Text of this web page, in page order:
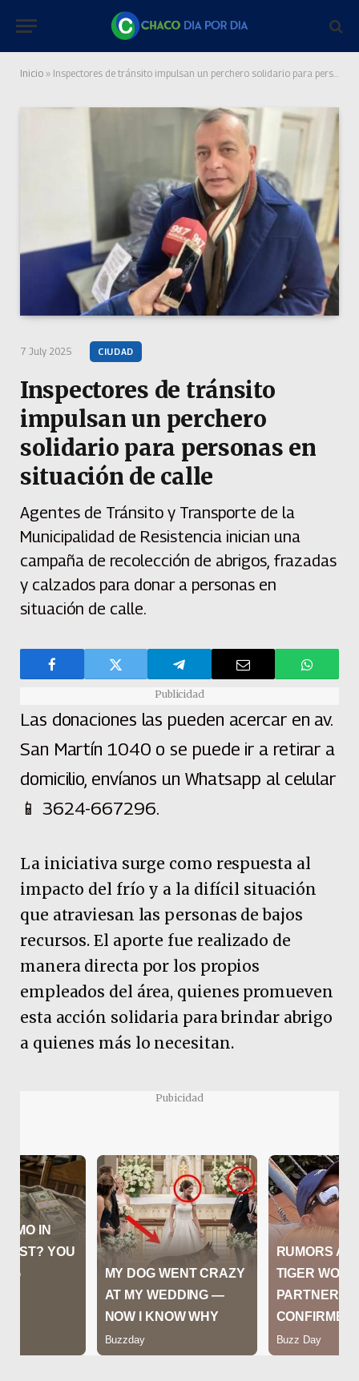
Inicio » Inspectores de tránsito impulsan un perchero solidario para personas en situación de calle
7 July 2025 CIUDAD
Inspectores de tránsito
impulsan un perchero
solidario para personas en
situación de calle
Agentes de Tránsito y Transporte de la
Municipalidad de Resistencia inician una
campaña de recolección de abrigos, frazadas
y calzados para donar a personas en
situación de calle.
Publicidad
Las donaciones las pueden acercar en av.
San Martín 1040 o se puede ir a retirar a
domicilio, envíanos un Whatsapp al celular
📱 3624-667296.
La iniciativa surge como respuesta al
impacto del frío y a la difícil situación
que atraviesan las personas de bajos
recursos. El aporte fue realizado de
manera directa por los propios
empleados del área, quienes promueven
esta acción solidaria para brindar abrigo
a quienes más lo necesitan.
Pubicidad